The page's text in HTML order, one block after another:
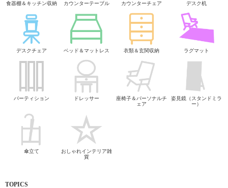
食器棚＆キッチン収納 カウンターテーブル カウンターチェア デスク机
デスクチェア ベッド＆マットレス 衣類＆玄関収納 ラグマット
パーティション ドレッサー
座椅子＆パーソナルチ
ェア
姿見鏡（スタンドミラ
ー）
傘立て
おしゃれインテリア雑
貨